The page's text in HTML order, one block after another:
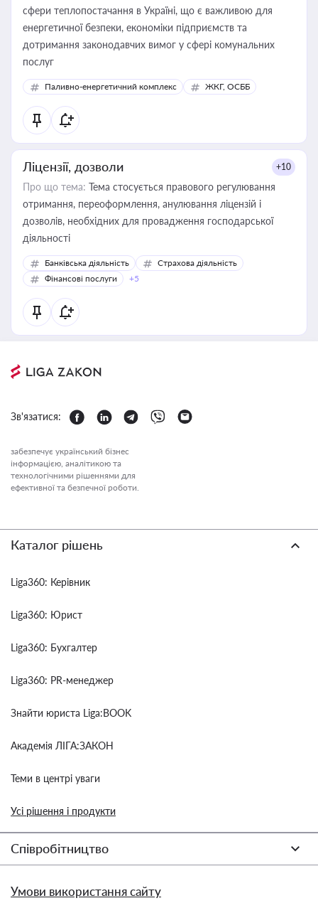
сфери теплопостачання в Україні, що є важливою для
енергетичної безпеки, економіки підприємств та
дотримання законодавчих вимог у сфері комунальних
послуг
Паливно-енергетичний комплекс ЖКГ, ОСББ
Ліцензії, дозволи +10
Про що тема: Тема стосується правового регулювання
отримання, переоформлення, анулювання ліцензій і
дозволів, необхідних для провадження господарської
діяльності
Банківська діяльність
Страхова діяльність
Фінансові послуги
+5
Зв'язатися:
забезпечує український бізнес
інформацією, аналітикою та
технологічними рішеннями для
ефективної та безпечної роботи.
Каталог рішень
Liga360: Керівник
Liga360: Юрист
Liga360: Бухгалтер
Liga360: PR-менеджер
Знайти юриста Liga:BOOK
Академія ЛІГА:ЗАКОН
Теми в центрі уваги
Усі рішення і продукти
Співробітництво
Умови використання сайту